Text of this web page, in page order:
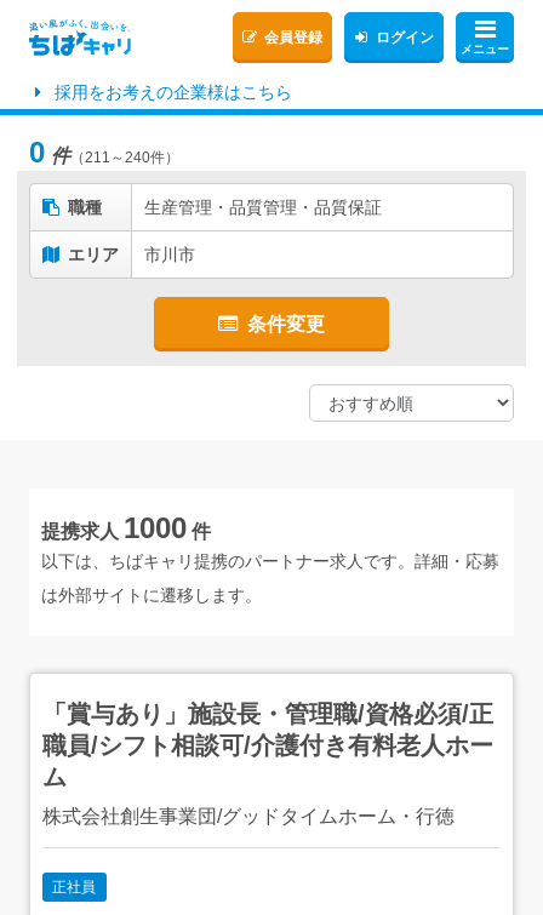
メニュー
会員登録 ログイン
採用をお考えの企業様はこちら
0 件（211～240件）
職種 生産管理・品質管理・品質保証
エリア 市川市
条件変更
提携求人 1000 件
以下は、ちばキャリ提携のパートナー求人です。詳細・応募
は外部サイトに遷移します。
「賞与あり」施設長・管理職/資格必須/正
職員/シフト相談可/介護付き有料老人ホー
ム
株式会社創生事業団/グッドタイムホーム・行徳
正社員